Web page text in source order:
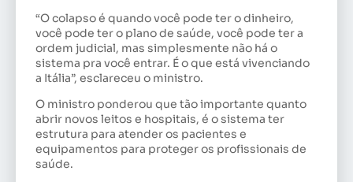
“O colapso é quando você pode ter o dinheiro,
você pode ter o plano de saúde, você pode ter a
ordem judicial, mas simplesmente não há o
sistema pra você entrar. É o que está vivenciando
a Itália”, esclareceu o ministro.
O ministro ponderou que tão importante quanto
abrir novos leitos e hospitais, é o sistema ter
estrutura para atender os pacientes e
equipamentos para proteger os profissionais de
saúde.